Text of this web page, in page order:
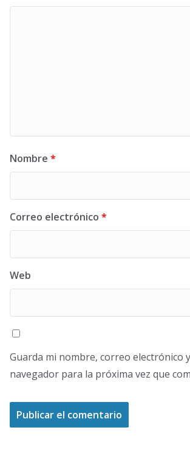
Nombre *
Correo electrónico *
Web
Guarda mi nombre, correo electrónico
navegador para la próxima vez que